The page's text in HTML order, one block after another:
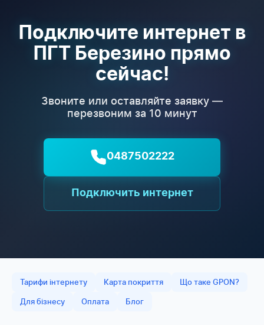
Подключите интернет в
ПГТ Березино прямо
сейчас!
Звоните или оставляйте заявку —
перезвоним за 10 минут
0487502222
Подключить интернет
Тарифи інтернету Карта покриття Що таке GPON?
Для бізнесу Оплата Блог